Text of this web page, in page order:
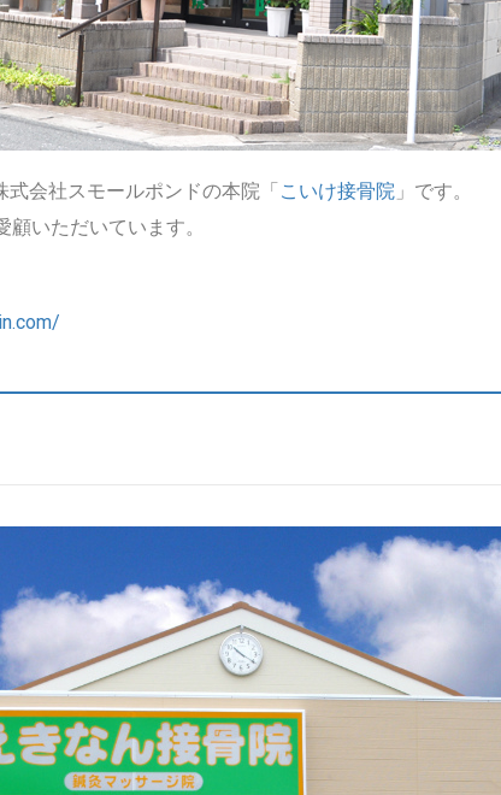
会社スモールポンドの本院「こいけ接骨院 」です。
いただいています。